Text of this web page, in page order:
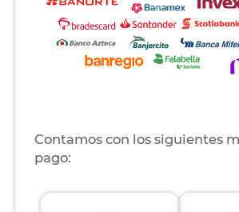
Contamos con los siguientes
pago: